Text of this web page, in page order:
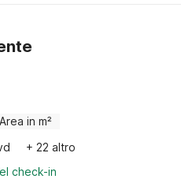
in m²
+ 22 altro
check-in